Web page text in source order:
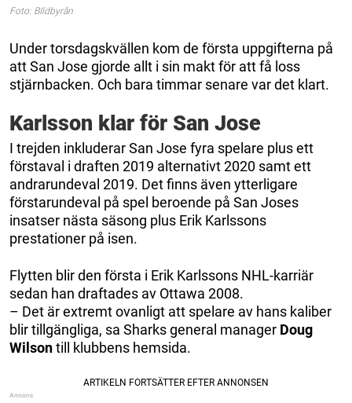
Foto: BIldbyrån
Under torsdagskvällen kom de första uppgifterna på
att San Jose gjorde allt i sin makt för att få loss
stjärnbacken. Och bara timmar senare var det klart.
Karlsson klar för San Jose
I trejden inkluderar San Jose fyra spelare plus ett
förstaval i draften 2019 alternativt 2020 samt ett
andrarundeval 2019. Det finns även ytterligare
förstarundeval på spel beroende på San Joses
insatser nästa säsong plus Erik Karlssons
prestationer på isen.
Flytten blir den första i Erik Karlssons NHL-karriär
sedan han draftades av Ottawa 2008.
– Det är extremt ovanligt att spelare av hans kaliber
blir tillgängliga, sa Sharks general manager Doug
Wilsontill klubbens hemsida.